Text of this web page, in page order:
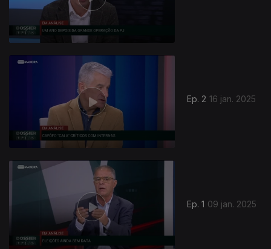
Ep. 2 16 jan. 2025
Ep. 1 09 jan. 2025
821623